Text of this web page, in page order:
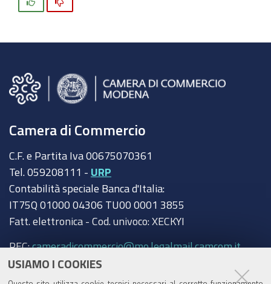
USIAMO I COOKIES
Camera di Commercio
C.F. e Partita Iva 00675070361
Tel. 059208111 - URP
Contabilità speciale Banca d'Italia:
IT75Q 01000 04306 TU00 0001 3855
Fatt. elettronica - Cod. univoco: XECKYI
PEC:cameradicommercio@mo.legalmail.camcom.it
Trasparenza